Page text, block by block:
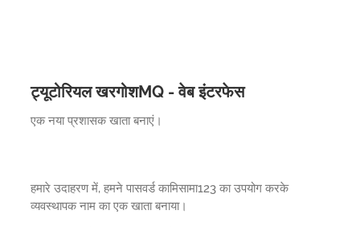
ट्यूटोरियल खरगोशMQ - वेब इंटरफेस
एक नया प्रशासक खाता बनाएं।
हमारे उदाहरण में, हमने पासवर्ड कामिसामा123 का उपयोग करके
व्यवस्थापक नाम का एक खाता बनाया।